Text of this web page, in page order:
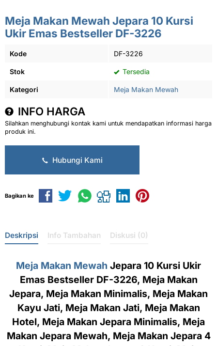
Meja Makan Mewah Jepara 10 Kursi
Ukir Emas Bestseller DF-3226
Kode DF-3226
Stok Tersedia
Kategori Meja Makan Mewah
INFO HARGA
Silahkan menghubungi kontak kami untuk mendapatkan informasi harga
produk ini.
Hubungi Kami
Bagikan ke
Deskripsi Info Tambahan Diskusi (0)
Meja Makan Mewah Jepara 10 Kursi Ukir
Emas Bestseller DF-3226, Meja Makan
Jepara, Meja Makan Minimalis, Meja Makan
Kayu Jati, Meja Makan Jati, Meja Makan
Hotel, Meja Makan Jepara Minimalis, Meja
Makan Jepara Mewah, Meja Makan Jepara 4